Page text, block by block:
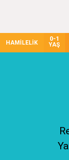
HAMİLELİK
0-1
YAŞ